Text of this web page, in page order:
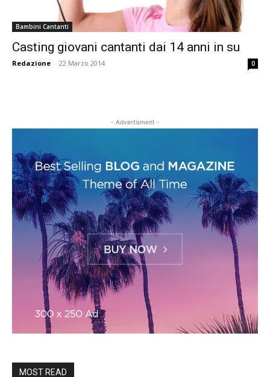
Bambini Cantanti
Casting giovani cantanti dai 14 anni in su
Redazione - 22 Marzo 2014 0
- Advertisment -
MOST READ